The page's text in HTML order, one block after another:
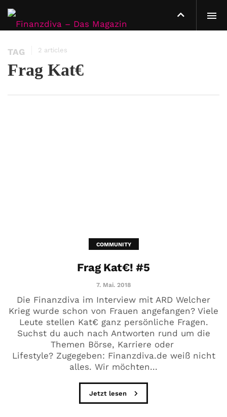
TAG 2 articles
Frag Kat€
COMMUNITY
Frag Kat€! #5
7. Mai. 2018
Die Finanzdiva im Interview mit ARD Welcher
Krieg wurde schon von Frauen angefangen? Viele
Leute stellen Kat€ ganz persönliche Fragen.
Suchst du auch nach Antworten rund um die
Themen Börse, Karriere oder
Lifestyle? Zugegeben: Finanzdiva.de weiß nicht
alles. Wir möchten...
Jetzt lesen